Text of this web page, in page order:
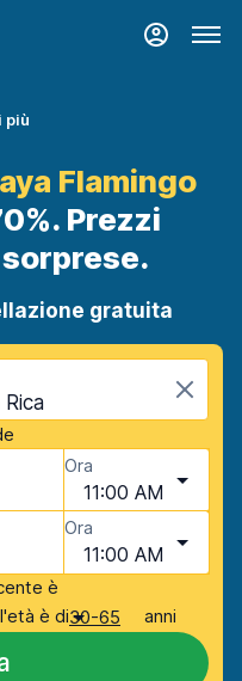
più
Flamingo
Prezzi
gratuita
Ora
11:00 AM
Ora
11:00 AM
è
è di30-65 anni